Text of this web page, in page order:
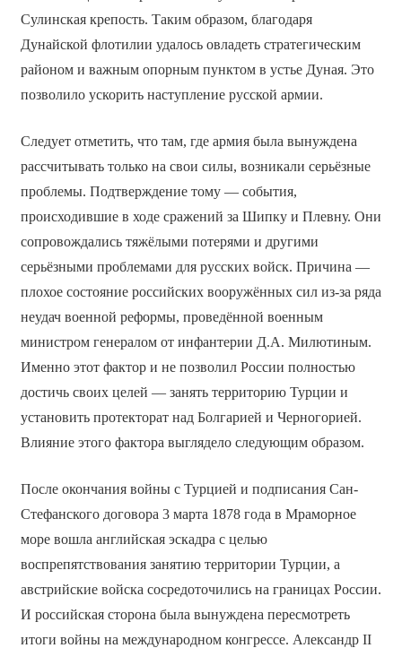
Сулинская крепость. Таким образом, благодаря
Дунайской флотилии удалось овладеть стратегическим
районом и важным опорным пунктом в устье Дуная. Это
позволило ускорить наступление русской армии.
Следует отметить, что там, где армия была вынуждена
рассчитывать только на свои силы, возникали серьёзные
проблемы. Подтверждение тому — события,
происходившие в ходе сражений за Шипку и Плевну. Они
сопровождались тяжёлыми потерями и другими
серьёзными проблемами для русских войск. Причина —
плохое состояние российских вооружённых сил из-за ряда
неудач военной реформы, проведённой военным
министром генералом от инфантерии Д.А. Милютиным.
Именно этот фактор и не позволил России полностью
достичь своих целей — занять территорию Турции и
установить протекторат над Болгарией и Черногорией.
Влияние этого фактора выглядело следующим образом.
После окончания войны с Турцией и подписания Сан-
Стефанского договора 3 марта 1878 года в Мраморное
море вошла английская эскадра с целью
воспрепятствования занятию территории Турции, а
австрийские войска сосредоточились на границах России.
И российская сторона была вынуждена пересмотреть
итоги войны на международном конгрессе. Александр II